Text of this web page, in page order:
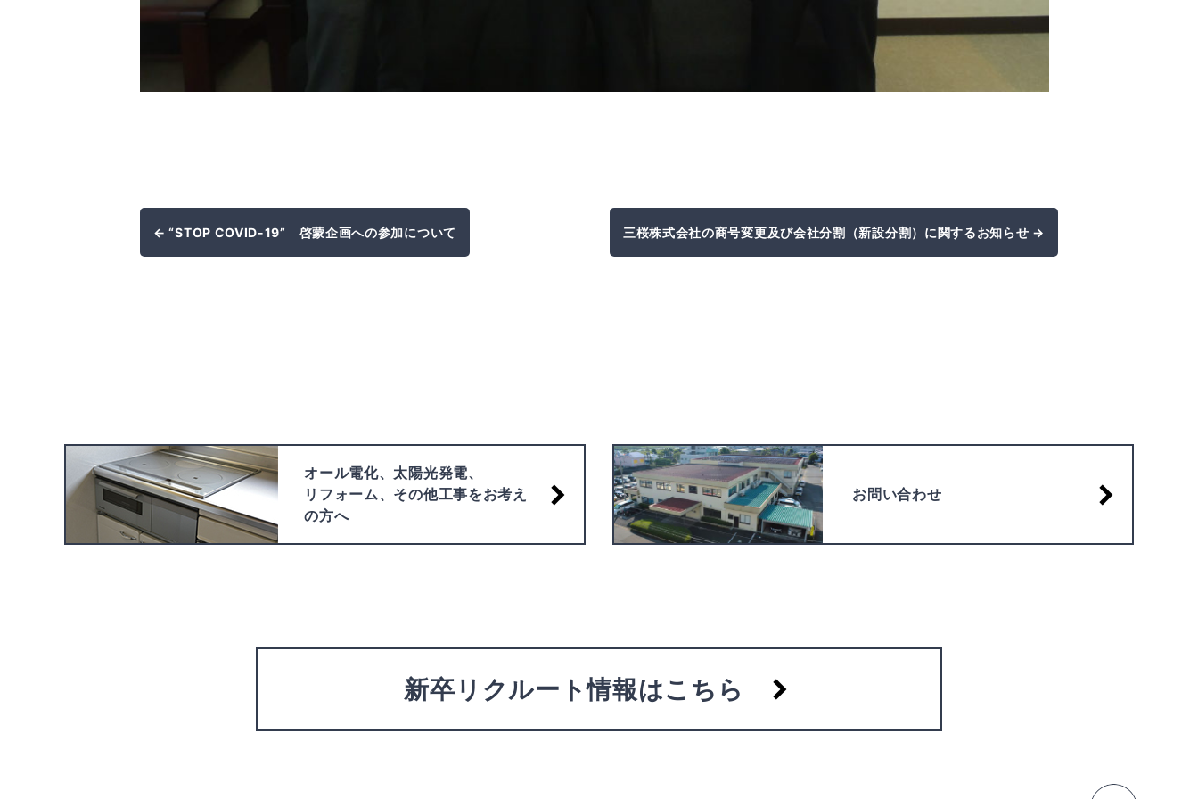
← “STOP COVID-19” 啓蒙企画への参加について 三桜株式会社の商号変更及び会社分割（新設分割）に関するお知らせ →
オール電化、太陽光発電、
リフォーム、その他工事をお考え
の方へ
お問い合わせ
新卒リクルート情報はこちら